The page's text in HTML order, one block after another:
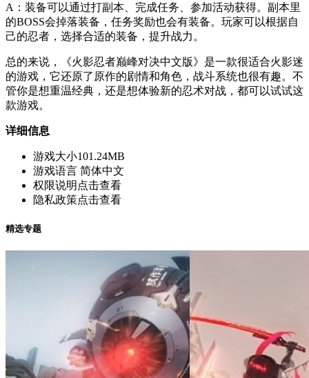
A：装备可以通过打副本、完成任务、参加活动获得。副本里
的BOSS会掉落装备，任务奖励也会有装备。玩家可以根据自
己的忍者，选择合适的装备，提升战力。
总的来说，《火影忍者巅峰对决中文版》是一款很适合火影迷
的游戏，它还原了原作的剧情和角色，战斗系统也很有趣。不
管你是想重温经典，还是想体验新的忍术对战，都可以试试这
款游戏。
详细信息
游戏大小101.24MB
游戏语言 简体中文
权限说明 点击查看
隐私政策点击查看
精选专题